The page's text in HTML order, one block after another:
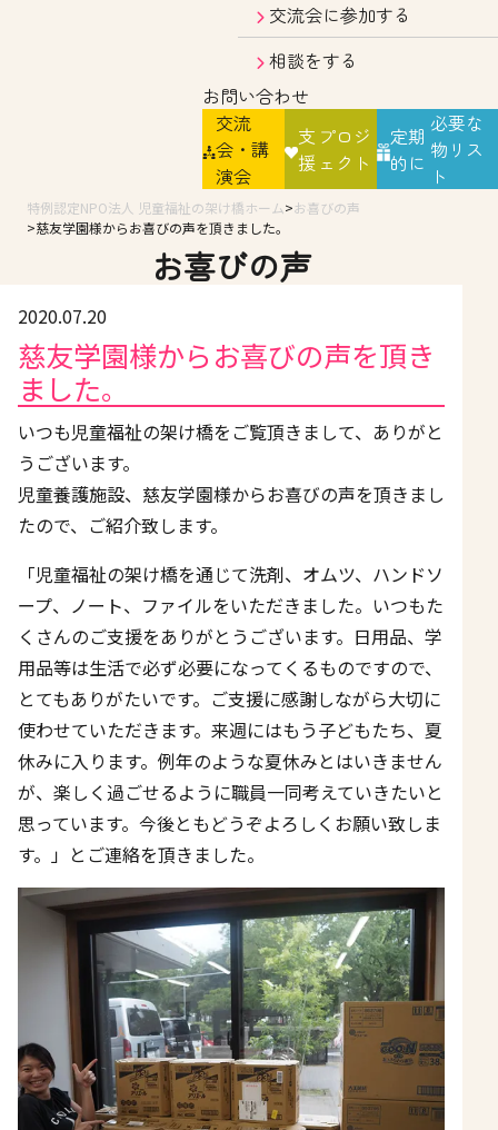
交流会に参加する
相談をする
お問い合わせ
交流
会・講
演会
支
援
プロジ
ェクト
定期
的に
必要な
物リス
ト
特例認定NPO法人 児童福祉の架け橋ホーム
お喜びの声
慈友学園様からお喜びの声を頂きました。
お喜びの声
2020.07.20
慈友学園様からお喜びの声を頂き
ました。
いつも児童福祉の架け橋をご覧頂きまして、ありがと
うございます。
児童養護施設、慈友学園様からお喜びの声を頂きまし
たので、ご紹介致します。
「児童福祉の架け橋を通じて洗剤、オムツ、ハンドソ
ープ、ノート、ファイルをいただきました。いつもた
くさんのご支援をありがとうございます。日用品、学
用品等は生活で必ず必要になってくるものですので、
とてもありがたいです。ご支援に感謝しながら大切に
使わせていただきます。来週にはもう子どもたち、夏
休みに入ります。例年のような夏休みとはいきません
が、楽しく過ごせるように職員一同考えていきたいと
思っています。今後ともどうぞよろしくお願い致しま
す。」とご連絡を頂きました。